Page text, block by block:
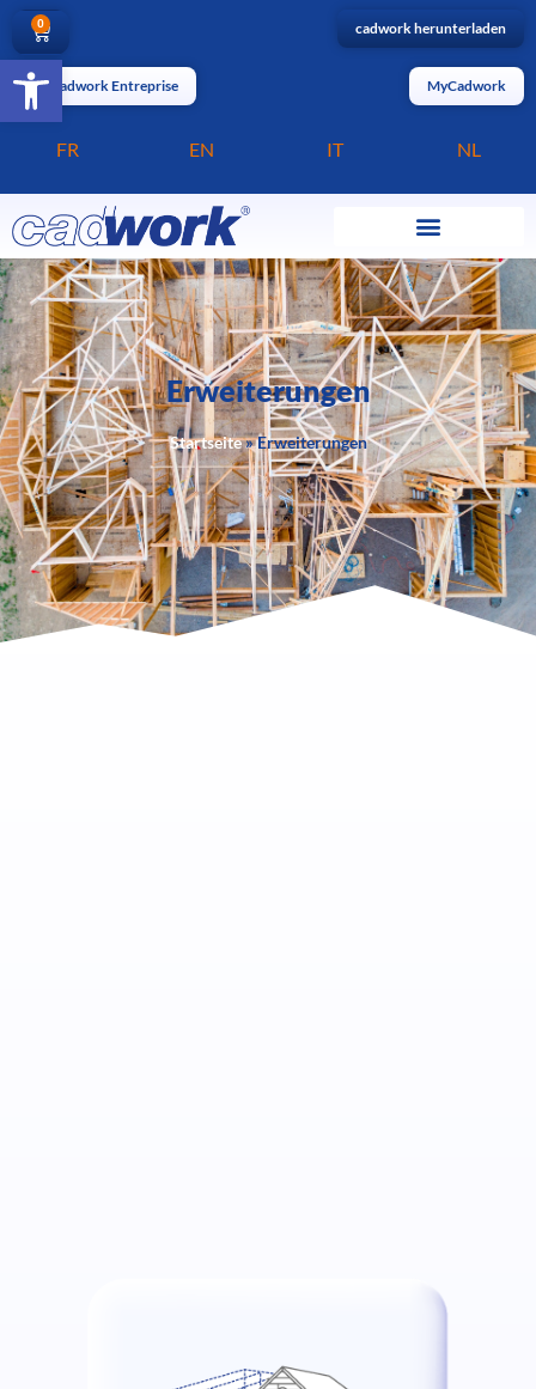
Barrierefreiheit öffnen
0 cadwork herunterladen
MyCadwork Entreprise MyCadwork
FR EN IT NL
Erweiterungen
Startseite»Erweiterungen